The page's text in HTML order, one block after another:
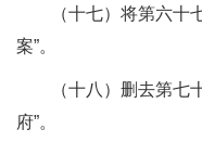
（十七）将第六十七
案”。
（十八）删去第七十
府”。